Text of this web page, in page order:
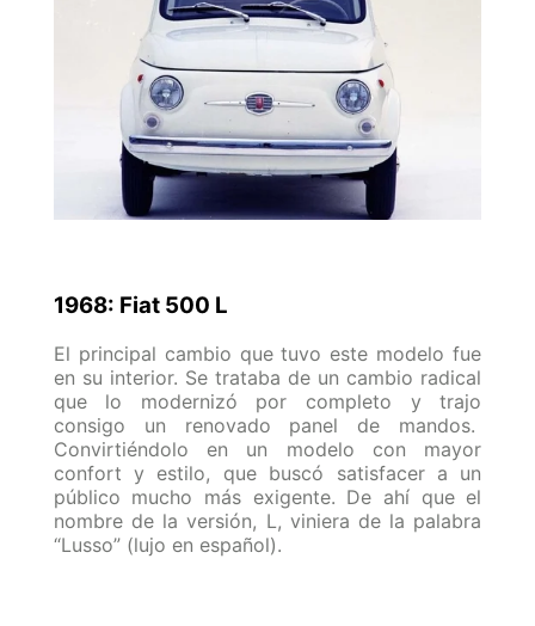
1968: Fiat 500 L
El principal cambio que tuvo este modelo fue
en su interior. Se trataba de un cambio radical
que lo modernizó por completo y trajo
consigo un renovado panel de mandos.
Convirtiéndolo en un modelo con mayor
confort y estilo, que buscó satisfacer a un
público mucho más exigente. De ahí que el
nombre de la versión, L, viniera de la palabra
“Lusso” (lujo en español).